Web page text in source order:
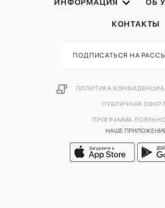
ИНФОРМАЦИЯ ОБ
КОНТАКТЫ
НАШЕ
ПОДПИСАТЬСЯ НА
ПОЛИТИКА
ПУБЛИЧНАЯ
ПРОГРАММА